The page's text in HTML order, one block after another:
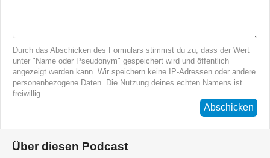
Durch das Abschicken des Formulars stimmst du zu, dass der Wert
unter "Name oder Pseudonym" gespeichert wird und öffentlich
angezeigt werden kann. Wir speichern keine IP-Adressen oder andere
personenbezogene Daten. Die Nutzung deines echten Namens ist
freiwillig.
Abschicken
Über diesen Podcast